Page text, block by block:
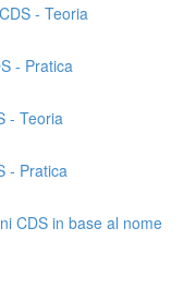
- Teoria
- Pratica
- Teoria
- Pratica
CDS in base al nome